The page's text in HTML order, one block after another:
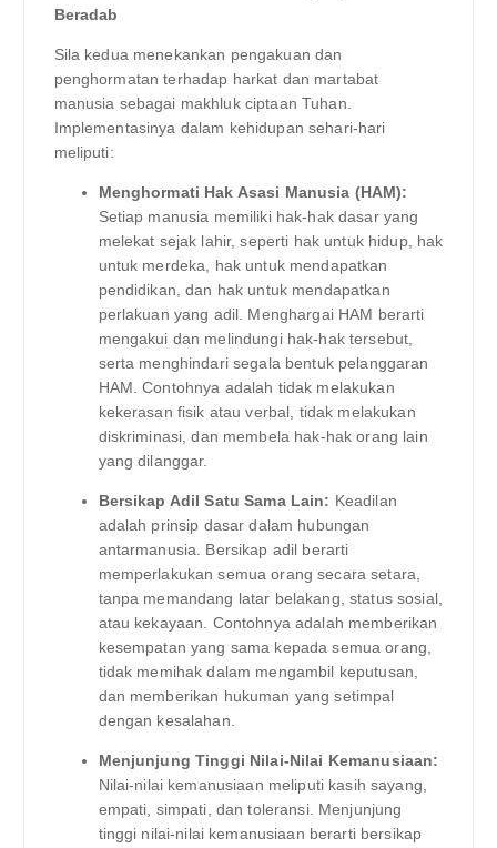
Beradab
Sila kedua menekankan pengakuan dan
penghormatan terhadap harkat dan martabat
manusia sebagai makhluk ciptaan Tuhan.
Implementasinya dalam kehidupan sehari-hari
meliputi:
Menghormati Hak Asasi Manusia (HAM):
Setiap manusia memiliki hak-hak dasar yang
melekat sejak lahir, seperti hak untuk hidup, hak
untuk merdeka, hak untuk mendapatkan
pendidikan, dan hak untuk mendapatkan
perlakuan yang adil. Menghargai HAM berarti
mengakui dan melindungi hak-hak tersebut,
serta menghindari segala bentuk pelanggaran
HAM. Contohnya adalah tidak melakukan
kekerasan fisik atau verbal, tidak melakukan
diskriminasi, dan membela hak-hak orang lain
yang dilanggar.
Bersikap Adil Satu Sama Lain: Keadilan
adalah prinsip dasar dalam hubungan
antarmanusia. Bersikap adil berarti
memperlakukan semua orang secara setara,
tanpa memandang latar belakang, status sosial,
atau kekayaan. Contohnya adalah memberikan
kesempatan yang sama kepada semua orang,
tidak memihak dalam mengambil keputusan,
dan memberikan hukuman yang setimpal
dengan kesalahan.
Menjunjung Tinggi Nilai-Nilai Kemanusiaan:
Nilai-nilai kemanusiaan meliputi kasih sayang,
empati, simpati, dan toleransi. Menjunjung
tinggi nilai-nilai kemanusiaan berarti bersikap